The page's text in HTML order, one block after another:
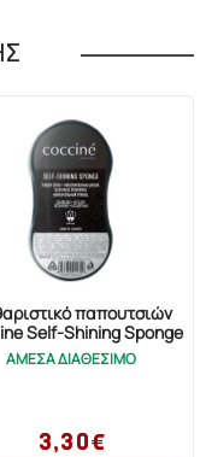
παπουτσιών
Self-Shining Sponge
ΑΜΕΣΑ ΔΙΑΘΕΣΙΜΟ
3,30€